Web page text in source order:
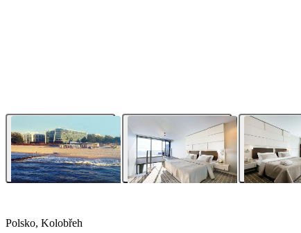
Polsko, Kolobřeh